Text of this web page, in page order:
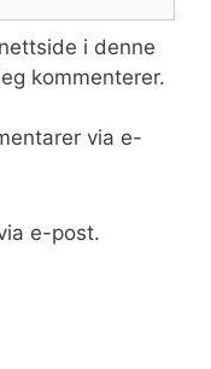
i denne
kommenterer.
via e-
e-post.